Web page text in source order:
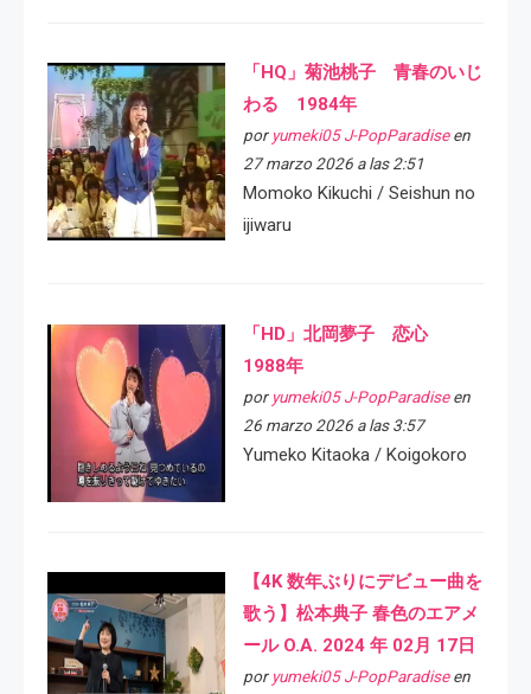
「HQ」菊池桃子 青春のいじ
わる 1984年
por yumeki05 J-PopParadiseen
27 marzo 2026 a las 2:51
Momoko Kikuchi / Seishun no
ijiwaru
「HD」北岡夢子 恋心
1988年
por yumeki05 J-PopParadiseen
26 marzo 2026 a las 3:57
Yumeko Kitaoka / Koigokoro
【4K 数年ぶりにデビュー曲を
歌う】松本典子 春色のエアメ
ール O.A. 2024 年 02月 17日
por yumeki05 J-PopParadiseen